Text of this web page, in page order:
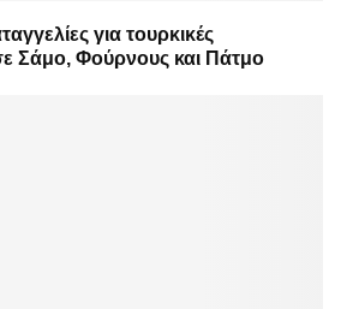
για τουρκικές
Σάμο, Φούρνους και Πάτμο